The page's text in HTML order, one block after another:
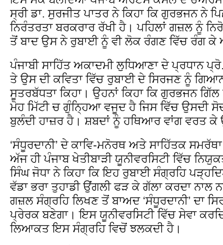
ਸ੍ਰੀ ਡਾ. ਸੁਰਜੀਤ ਪਾਤਰ ਨੇ ਕਿਹਾ ਕਿ ਗੁਰਭਜਨ ਨੇ
ਨਿਰੰਤਰਤਾ ਬਰਕਰਾਰ ਰੱਖੀ ਹੈ। ਪਹਿਲਾਂ ਗਜ਼ਲ ਨੂੰ
ਤੋਂ ਬਾਦ ਉਸ ਨੇ ਰੁਬਾਈ ਨੂੰ ਵੀ ਲੋਕ ਰੰਗਣ ਵਿੱਚ ਰੰਗ ਕੇ
ਪੰਜਾਬੀ ਸਾਹਿੱਤ ਅਕਾਦਮੀ ਲੁਧਿਆਣਾ ਦੇ ਪ੍ਰਧਾਨ
ਤੇ ਉਸ ਦੀ ਕਵਿਤਾ ਵਿੱਚ ਰੁਬਾਈ ਦੇ ਸਿਰਜਣ ਨੂੰ
ਸੂਤਰਬੱਧਤਾ ਕਿਹਾ। ਉਹਨਾਂ ਕਿਹਾ ਕਿ ਗੁਰਭਜਨ
ਮੋਹ ਮਿੱਟੀ ਚ ਗੁੰਨ੍ਹਿਆ ਵਜੂਦ ਹੈ ਜਿਸ ਵਿੱਚ ਉਸਦੀ
ਬੁਲੰਦੀ ਹਾਜ਼ਰ ਹੈ। ਸ਼ਬਦਾਂ ਨੂੰ ਹਥਿਆਰ ਵਾਂਗ ਵਰਤ
‘ਸੰਧੂਰਦਾਨੀ’ ਦੇ ਕਾਵਿ-ਮਨੋਰਥ ਅਤੇ ਸਾਹਿੱਤਕ
ਅੱਜ ਹੀ ਪੰਜਾਬ ਖੇਤੀਬਾੜੀ ਯੂਨੀਵਰਸਿਟੀ ਵਿੱਚ
ਸਿੰਘ ਜੋਧਾ ਨੇ ਕਿਹਾ ਕਿ ਇਹ ਰੁਬਾਈ ਸੰਗ੍ਰਹਿ
ਵੱਡਾ ਭਰਾ ਤੁਹਾਡੀ ਉਂਗਲੀ ਫੜ ਕੇ ਗੱਲਾ ਕਰਦਾ ਨਾਲ
ਗਜ਼ਲ ਸੰਗ੍ਰਹਿ ਲਿਖਣ ਤੋਂ ਬਾਅਦ ‘ਸੰਧੂਰਦਾਨੀ’ ਦਾ
ਪ੍ਰੇਰਕ ਬਣੇਗਾ। ਇਸ ਯੂਨੀਵਰਸਿਟੀ ਵਿੱਚ ਸੇਵਾ
ਲਿਆਕਤ ਇਸ ਸੰਗ੍ਰਹਿ ਵਿਚੋਂ ਝਲਕਦੀ ਹੈ।